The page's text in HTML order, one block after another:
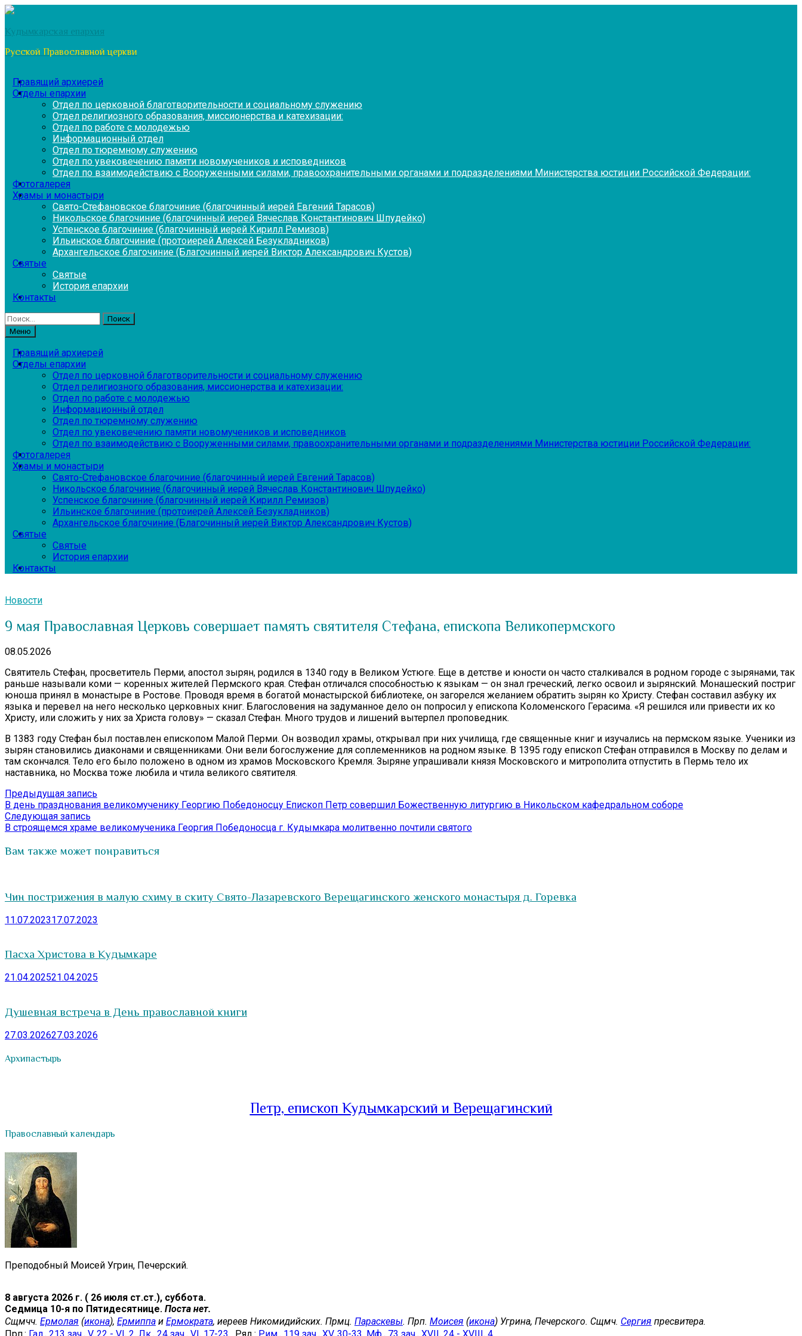
Перейти
содержимому
Кудымкарская епархия
Русской Православной церкви
Правящий архиерей
Отделы епархии
Отдел по церковной благотворительности и социальному служению
Отдел религиозного образования, миссионерства и катехизации:
Отдел по работе с молодежью
Информационный отдел
Отдел по тюремному служению
Отдел по увековечению памяти новомучеников и исповедников
Отдел по взаимодействию с Вооруженными силами, правоохранительными органами и подразделениями Министерства юстиции Российской Федерации:
Фотогалерея
Храмы и монастыри
Свято-Стефановское благочиние (благочинный иерей Евгений Тарасов)
Никольское благочиние (благочинный иерей Вячеслав Константинович Шпудейко)
Успенское благочиние (благочинный иерей Кирилл Ремизов)
Ильинское благочиние (протоиерей Алексей Безукладников)
Архангельское благочиние (Благочинный иерей Виктор Александрович Кустов)
Святые
Святые
История епархии
Контакты
Найти:
Меню
Правящий архиерей
Отделы епархии
Отдел по церковной благотворительности и социальному служению
Отдел религиозного образования, миссионерства и катехизации:
Отдел по работе с молодежью
Информационный отдел
Отдел по тюремному служению
Отдел по увековечению памяти новомучеников и исповедников
Отдел по взаимодействию с Вооруженными силами, правоохранительными органами и подразделениями Министерства юстиции Российской Федерации:
Фотогалерея
Храмы и монастыри
Свято-Стефановское благочиние (благочинный иерей Евгений Тарасов)
Никольское благочиние (благочинный иерей Вячеслав Константинович Шпудейко)
Успенское благочиние (благочинный иерей Кирилл Ремизов)
Ильинское благочиние (протоиерей Алексей Безукладников)
Архангельское благочиние (Благочинный иерей Виктор Александрович Кустов)
Святые
Святые
История епархии
Контакты
Новости
9 мая Православная Церковь совершает память святителя Стефана, епископа Великопермского
08.05.2026
Святитель Стефан, просветитель Перми, апостол зырян, родился в 1340 году в Великом Устюге. Еще в детстве и юности он часто сталкивался в родном городе с зырянами, так
раньше называли коми — коренных жителей Пермского края. Стефан отличался способностью к языкам — он знал греческий, легко освоил и зырянский. Монашеский постриг
юноша принял в монастыре в Ростове. Проводя время в богатой монастырской библиотеке, он загорелся желанием обратить зырян ко Христу. Стефан составил азбуку их
языка и перевел на него несколько церковных книг. Благословения на задуманное дело он попросил у епископа Коломенского Герасима. «Я решился или привести их ко
Христу, или сложить у них за Христа голову» — сказал Стефан. Много трудов и лишений вытерпел проповедник.
В 1383 году Стефан был поставлен епископом Малой Перми. Он возводил храмы, открывал при них училища, где священные книг и изучались на пермском языке. Ученики из
зырян становились диаконами и священниками. Они вели богослужение для соплеменников на родном языке. В 1395 году епископ Стефан отправился в Москву по делам и
там скончался. Тело его было положено в одном из храмов Московского Кремля. Зыряне упрашивали князя Московского и митрополита отпустить в Пермь тело их
наставника, но Москва тоже любила и чтила великого святителя.
Навигация
по
записям
Предыдущая запись
запись:
В день празднования великомученику Георгию Победоносцу Епископ Петр совершил Божественную литургию в Никольском кафедральном соборе
Следующая запись
запись:
В строящемся храме великомученика Георгия Победоносца г. Кудымкара молитвенно почтили святого
Вам также может понравиться
Чин пострижения в малую схиму в скиту Свято-Лазаревского Верещагинского женского монастыря д. Горевка
11.07.202317.07.2023
Пасха Христова в Кудымкаре
21.04.202521.04.2025
Душевная встреча в День православной книги
27.03.202627.03.2026
Архипастырь
Петр, епископ Кудымкарский и Верещагинский
Православный календарь
Преподобный Моисей Угрин, Печерский.
8 августа 2026 г. ( 26 июля ст.ст.), суббота.
Седмица 10-я по Пятидесятнице. Поста нет.
Сщмчч. Ермолая (икона), Ермиппа и Ермократа, иереев Никомидийских. Прмц. Параскевы. Прп. Моисея (икона) Угрина, Печерского. Сщмч. Сергия пресвитера.
Прп.: Гал., 213 зач., V, 22 - VI, 2. Лк., 24 зач., VI, 17-23 . Ряд.: Рим., 119 зач., XV, 30-33. Мф., 73 зач., XVII, 24 - XVIII, 4.